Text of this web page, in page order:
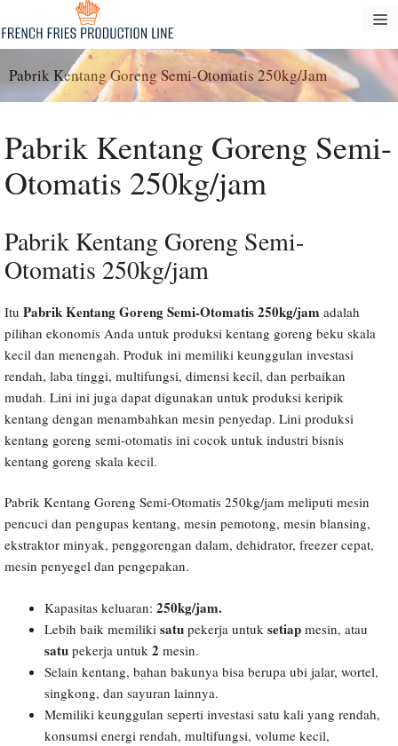
ke
konten
Pabrik Kentang Goreng Semi-Otomatis 250kg/jam
Pabrik Kentang Goreng Semi-
Otomatis 250kg/jam
Pabrik Kentang Goreng Semi-
Otomatis 250kg/jam
Itu Pabrik Kentang Goreng Semi-Otomatis 250kg/jam adalah
pilihan ekonomis Anda untuk produksi kentang goreng beku skala
kecil dan menengah. Produk ini memiliki keunggulan investasi
rendah, laba tinggi, multifungsi, dimensi kecil, dan perbaikan
mudah. Lini ini juga dapat digunakan untuk produksi keripik
kentang dengan menambahkan mesin penyedap. Lini produksi
kentang goreng semi-otomatis ini cocok untuk industri bisnis
kentang goreng skala kecil.
Pabrik Kentang Goreng Semi-Otomatis 250kg/jam meliputi mesin
pencuci dan pengupas kentang, mesin pemotong, mesin blansing,
ekstraktor minyak, penggorengan dalam, dehidrator, freezer cepat,
mesin penyegel dan pengepakan.
Kapasitas keluaran: 250kg/jam.
Lebih baik memiliki satu pekerja untuk setiap mesin, atau
satu pekerja untuk 2 mesin.
Selain kentang, bahan bakunya bisa berupa ubi jalar, wortel,
singkong, dan sayuran lainnya.
Memiliki keunggulan seperti investasi satu kali yang rendah,
konsumsi energi rendah, multifungsi, volume kecil,